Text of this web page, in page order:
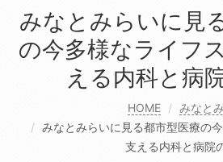
みなとみらいに見
の今多様なライフ
える内科と病
HOME
みなと
みなとみらいに見る都市型医療の
支える内科と病院